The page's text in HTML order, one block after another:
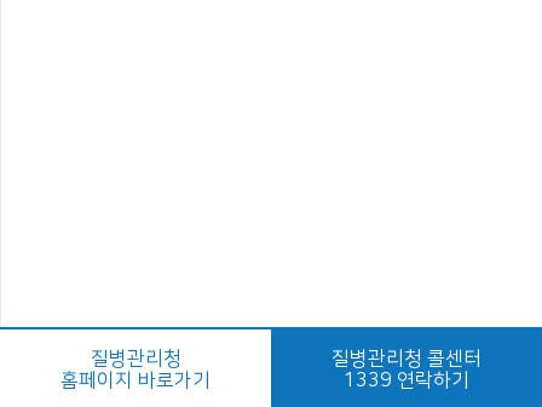
질병관리청
홈페이지 바로가기
질병관리청 콜센터
1339 연락하기